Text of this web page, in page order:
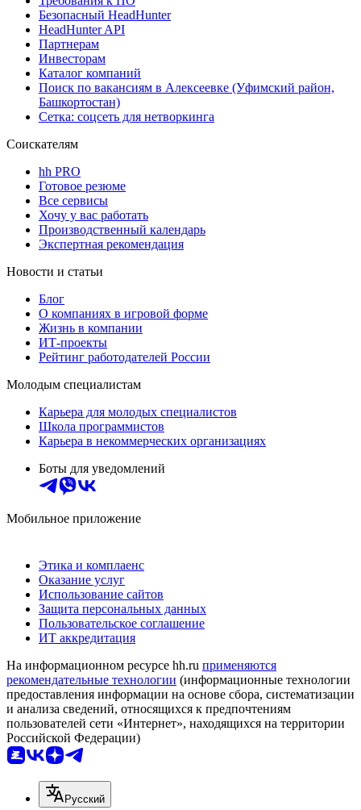
Безопасный HeadHunter
HeadHunter API
Партнерам
Инвесторам
Каталог компаний
Поиск по вакансиям в Алексеевке (Уфимский район,
Башкортостан)
Сетка: соцсеть для нетворкинга
Соискателям
hh PRO
Готовое резюме
Все сервисы
Хочу у вас работать
Производственный календарь
Экспертная рекомендация
Новости и статьи
Блог
О компаниях в игровой форме
Жизнь в компании
ИТ-проекты
Рейтинг работодателей России
Молодым специалистам
Карьера для молодых специалистов
Школа программистов
Карьера в некоммерческих организациях
Боты для уведомлений
Мобильное приложение
Этика и комплаенс
Оказание услуг
Использование сайтов
Защита персональных данных
Пользовательское соглашение
ИТ аккредитация
На информационном ресурсе hh.ru применяются
рекомендательные технологии (информационные технологии
предоставления информации на основе сбора, систематизации
и анализа сведений, относящихся к предпочтениям
пользователей сети «Интернет», находящихся на территории
Российской Федерации)
Русский